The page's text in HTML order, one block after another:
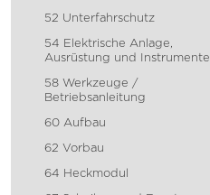
52 Unterfahrschutz
54 Elektrische Anlage,
Ausrüstung und Instrumente
58 Werkzeuge /
Betriebsanleitung
60 Aufbau
62 Vorbau
64 Heckmodul